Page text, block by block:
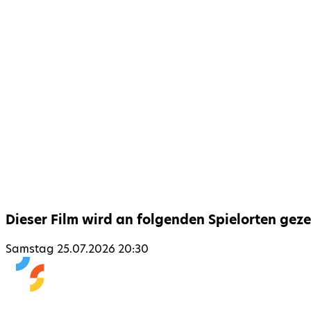
Dieser Film wird an folgenden Spielorten
Samstag 25.07.2026 20:30